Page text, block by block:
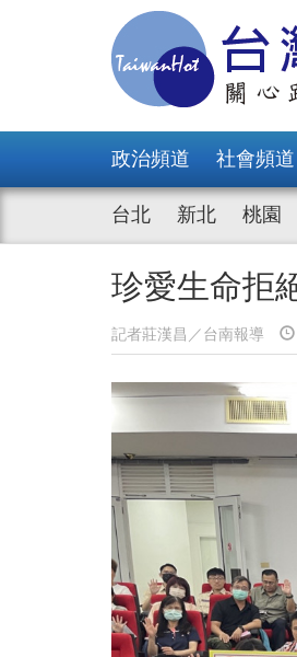
政治頻道 社會頻道
台北 新北 桃園
珍愛生命拒
記者莊漢昌／台南報導